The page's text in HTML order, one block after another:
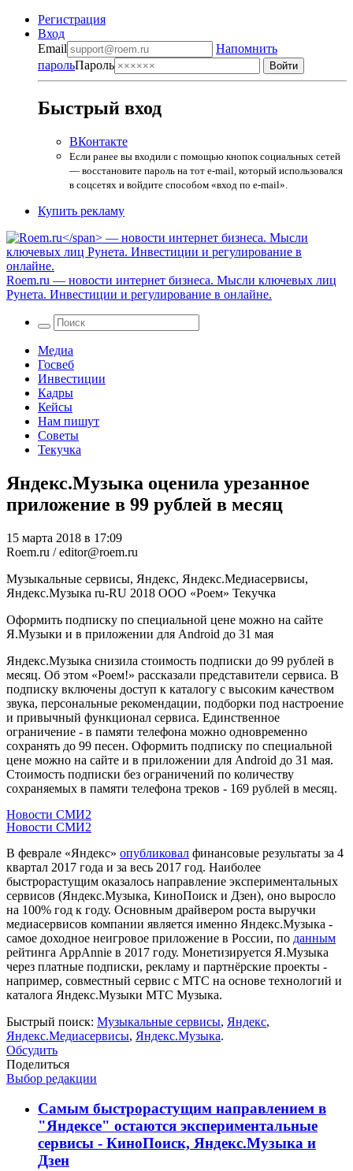
Регистрация
Вход
Email
Напомнить
парольПароль
Быстрый вход
ВКонтакте
Если ранее вы входили с помощью кнопок социальных сетей
— восстановите пароль на тот e-mail, который использовался
в соцсетях и войдите способом «вход по e-mail».
Купить рекламу
Roem.ru — новости интернет бизнеса. Мысли ключевых лиц
Рунета. Инвестиции и регулирование в онлайне.
Медиа
Госвеб
Инвестиции
Кадры
Кейсы
Нам пишут
Советы
Текучка
Яндекс.Музыка оценила урезанное
приложение в 99 рублей в месяц
15 марта 2018 в 17:09
Roem.ru / editor@roem.ru
Музыкальные сервисы, Яндекс, Яндекс.Медиасервисы,
Яндекс.Музыка ru-RU 2018 ООО «Роем» Текучка
Оформить подписку по специальной цене можно на сайте
Я.Музыки и в приложении для Android до 31 мая
Яндекс.Музыка снизила стоимость подписки до 99 рублей в
месяц. Об этом «Роем!» рассказали представители сервиса. В
подписку включены доступ к каталогу с высоким качеством
звука, персональные рекомендации, подборки под настроение
и привычный функционал сервиса. Единственное
ограничение - в памяти телефона можно одновременно
сохранять до 99 песен. Оформить подписку по специальной
цене можно на сайте и в приложении для Android до 31 мая.
Стоимость подписки без ограничений по количеству
сохраняемых в памяти телефона треков - 169 рублей в месяц.
Новости СМИ2
Новости СМИ2
В феврале «Яндекс» опубликовал финансовые результаты за 4
квартал 2017 года и за весь 2017 год. Наиболее
быстрорастущим оказалось направление экспериментальных
сервисов (Яндекс.Музыка, КиноПоиск и Дзен), оно выросло
на 100% год к году. Основным драйвером роста выручки
медиасервисов компании является именно Яндекс.Музыка -
самое доходное неигровое приложение в России, по данным
рейтинга AppAnnie в 2017 году. Монетизируется Я.Музыка
через платные подписки, рекламу и партнёрские проекты -
например, совместный сервис с МТС на основе технологий и
каталога Яндекс.Музыки МТС Музыка.
Быстрый поиск: Музыкальные сервисы, Яндекс,
Яндекс.Медиасервисы, Яндекс.Музыка.
Обсудить
Поделиться
Выбор редакции
Самым быстрорастущим направлением в
"Яндексе" остаются экспериментальные
сервисы - КиноПоиск, Яндекс.Музыка и
Дзен